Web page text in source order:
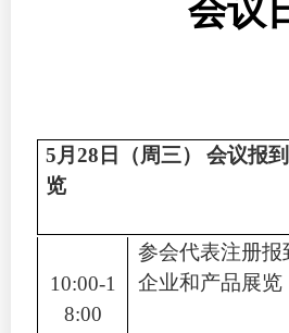
会议
5月 28 日（周三）
会议报
览
10:00-1
8:00
参会代表注册报
企业和产品展览